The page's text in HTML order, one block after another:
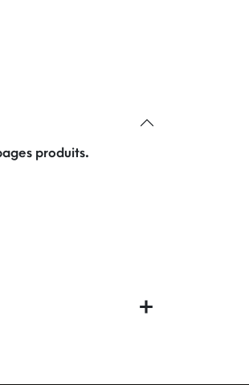
produits.